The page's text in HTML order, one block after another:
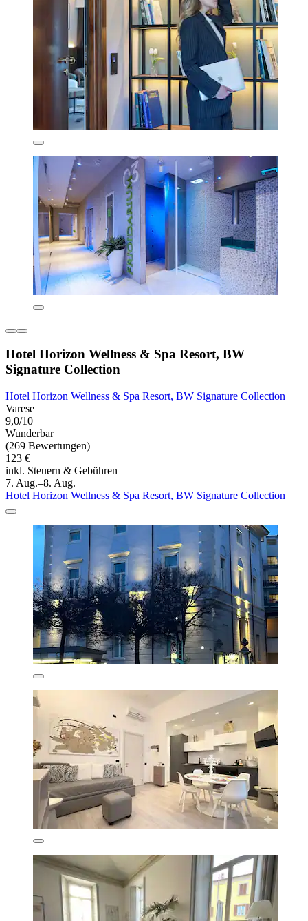
Hotel Horizon Wellness & Spa Resort, BW
Signature Collection
Hotel Horizon Wellness & Spa Resort, BW Signature Collection
Varese
9,0/10
Wunderbar
(269 Bewertungen)
123 €
inkl. Steuern & Gebühren
7. Aug.–8. Aug.
Hotel Horizon Wellness & Spa Resort, BW Signature Collection